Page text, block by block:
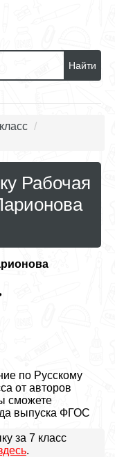
Найти
Рабочая
по Русскому
от авторов
сможете
выпуска ФГОС
за 7 класс
.